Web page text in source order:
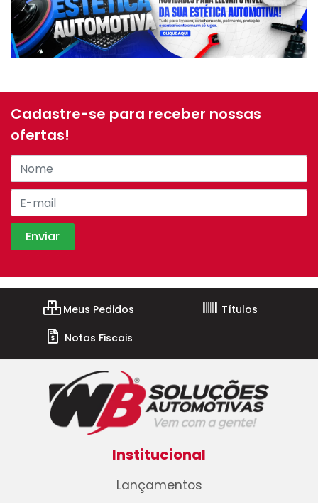
Cadastre-se para receber nossas
ofertas!
Meus Pedidos
Títulos
Notas Fiscais
Institucional
Lançamentos